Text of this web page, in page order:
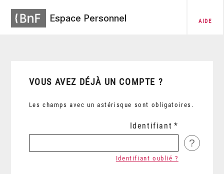
Espace Personnel AIDE
VOUS AVEZ DÉJÀ UN COMPTE ?
Les champs avec un astérisque sont obligatoires.
Identifiant
?
Identifiant oublié ?